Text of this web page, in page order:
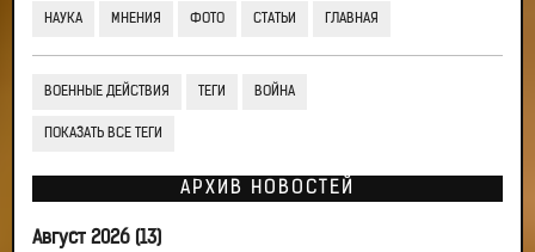
НАУКА МНЕНИЯ ФОТО СТАТЬИ ГЛАВНАЯ
ВОЕННЫЕ ДЕЙСТВИЯ ТЕГИ ВОЙНА
ПОКАЗАТЬ ВСЕ ТЕГИ
АРХИВ НОВОСТЕЙ
Август 2026 (13)